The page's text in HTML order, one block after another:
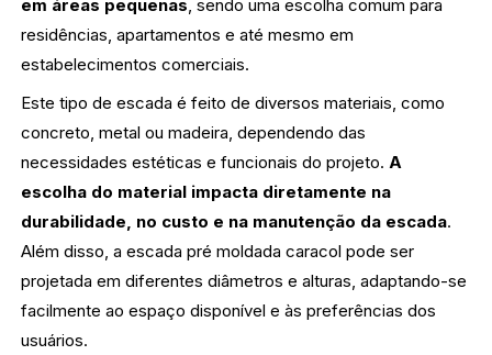
em áreas pequenas, sendo uma escolha comum para
residências, apartamentos e até mesmo em
estabelecimentos comerciais.
Este tipo de escada é feito de diversos materiais, como
concreto, metal ou madeira, dependendo das
necessidades estéticas e funcionais do projeto.A
escolha do material impacta diretamente na
durabilidade, no custo e na manutenção da escada.
Além disso, a escada pré moldada caracol pode ser
projetada em diferentes diâmetros e alturas, adaptando-se
facilmente ao espaço disponível e às preferências dos
usuários.